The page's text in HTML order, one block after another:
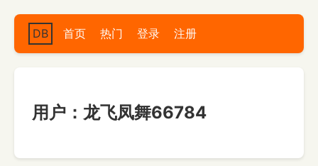
DB 首页 热门 登录 注册
用户：龙飞凤舞66784